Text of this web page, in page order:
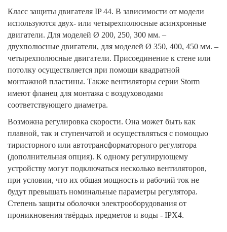
Класс защиты двигателя IP 44. В зависимости от модели
используются двух- или четырехполюсные асинхронные
двигатели. Для моделей Ø 200, 250, 300 мм. –
двухполюсные двигатели, для моделей Ø 350, 400, 450 мм. –
четырехполюсные двигатели. Присоединение к стене или
потолку осуществляется при помощи квадратной
монтажной пластины. Также вентиляторы серии Storm
имеют фланец для монтажа с воздуховодами
соответствующего диаметра.
Возможна регулировка скорости. Она может быть как
плавной, так и ступенчатой и осуществляться с помощью
тиристорного или автотрансформаторного регулятора
(дополнительная опция). К одному регулирующему
устройству могут подключаться несколько вентиляторов,
при условии, что их общая мощность и рабочий ток не
будут превышать номинальные параметры регулятора.
Степень защиты оболочки электрооборудования от
проникновения твёрдых предметов и воды - IPX4.